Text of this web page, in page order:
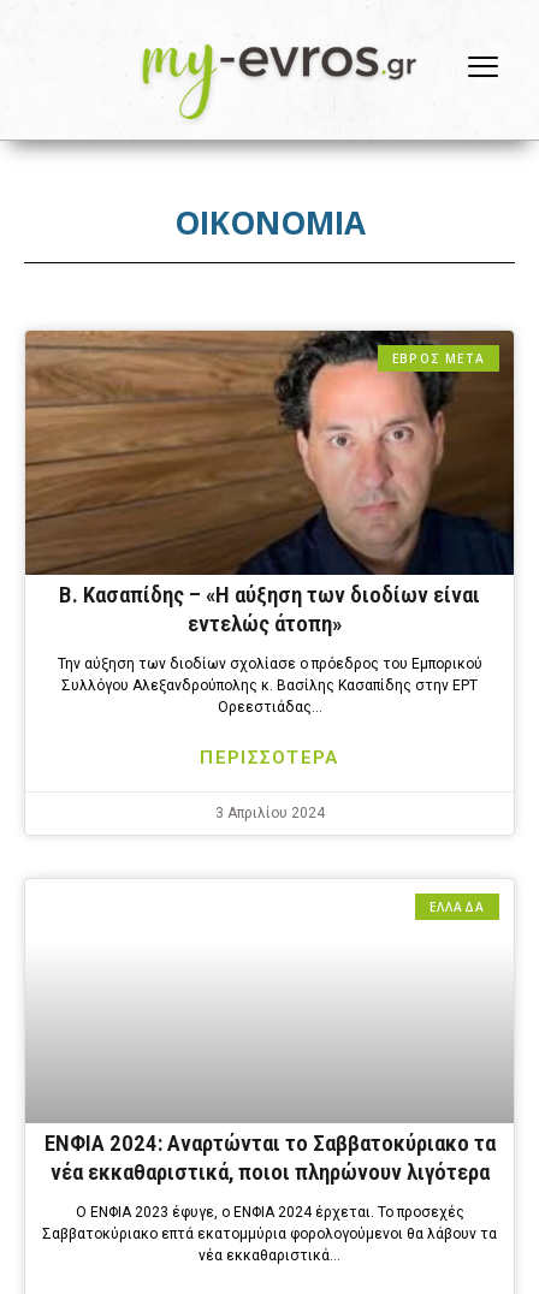
ΟΙΚΟΝΟΜΙΑ
ΕΒΡΟΣ ΜΕΤΑ
Β. Κασαπίδης – «Η αύξηση των διοδίων είναι
εντελώς άτοπη»
Την αύξηση των διοδίων σχολίασε ο πρόεδρος του Εμπορικού
Συλλόγου Αλεξανδρούπολης κ. Βασίλης Κασαπίδης στην ΕΡΤ
Ορεεστιάδας…
ΠΕΡΙΣΣΟΤΕΡΑ
3 Απριλίου 2024
ΕΛΛΑΔΑ
ΕΝΦΙΑ 2024: Αναρτώνται το Σαββατοκύριακο τα
νέα εκκαθαριστικά, ποιοι πληρώνουν λιγότερα
Ο ΕΝΦΙΑ 2023 έφυγε, ο ΕΝΦΙΑ 2024 έρχεται. Το προσεχές
Σαββατοκύριακο επτά εκατομμύρια φορολογούμενοι θα λάβουν τα
νέα εκκαθαριστικά…